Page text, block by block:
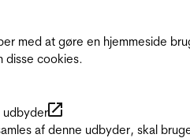
med at gøre en hjemmeside
disse cookies.
udbyder
af denne udbyder, skal